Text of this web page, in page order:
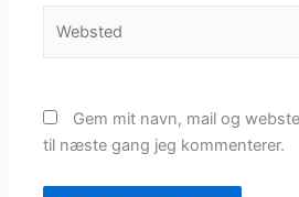
Gem mit navn, mail og
til næste gang jeg kommenterer.